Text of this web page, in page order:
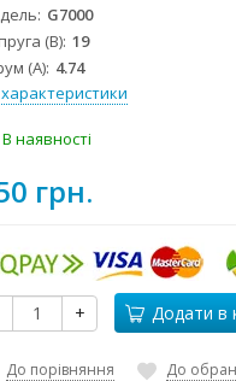
G7000
(В) 19
(А) 4.74
характеристики
В наявності
грн.
+ Додати в
До порівняння До